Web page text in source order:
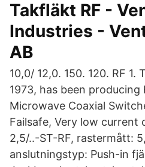
Takfläkt RF -
Industries -
AB
10,0/ 12,0. 150. 120. RF 1.
1973, has been
Microwave Coaxial
Failsafe, Very low current
2,5/..-ST-RF, rastermått:
anslutningstyp: Push-in